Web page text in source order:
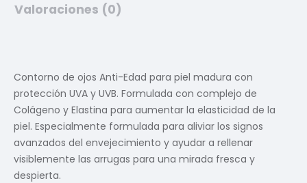
Valoraciones (0)
Contorno de ojos Anti-Edad para piel madura con
protección UVA y UVB. Formulada con complejo de
Colágeno y Elastina para aumentar la elasticidad de la
piel. Especialmente formulada para aliviar los signos
avanzados del envejecimiento y ayudar a rellenar
visiblemente las arrugas para una mirada fresca y
despierta.